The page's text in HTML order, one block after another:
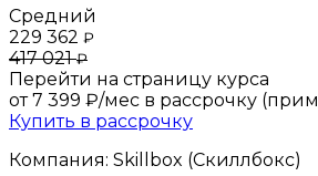
Средний
229 362 ₽
417 021₽
Перейти на страницу курса
от 7 399 ₽/мес в рассрочку
Купить в рассрочку
Компания: Skillbox (Скиллбокс)